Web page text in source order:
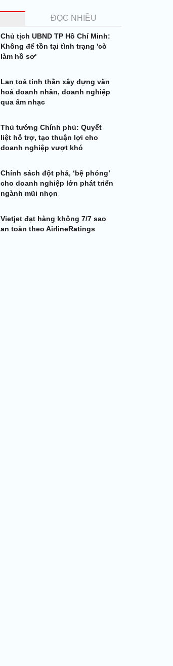
ĐỌC NHIỀU
Chủ tịch UBND TP Hồ Chí Minh:
Không để tồn tại tình trạng 'cò
làm hồ sơ'
Lan toả tinh thần xây dựng văn
hoá doanh nhân, doanh nghiệp
qua âm nhạc
Thủ tướng Chính phủ: Quyết
liệt hỗ trợ, tạo thuận lợi cho
doanh nghiệp vượt khó
Chính sách đột phá, ‘bệ phóng’
cho doanh nghiệp lớn phát triển
ngành mũi nhọn
Vietjet đạt hàng không 7/7 sao
an toàn theo AirlineRatings